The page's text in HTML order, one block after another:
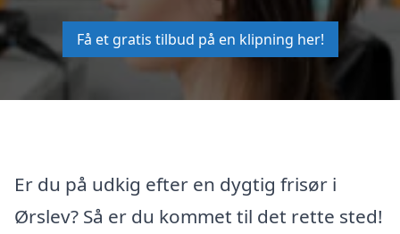
Få et gratis tilbud på en klipning her!
Er du på udkig efter en dygtig frisør i
Ørslev? Så er du kommet til det rette sted!